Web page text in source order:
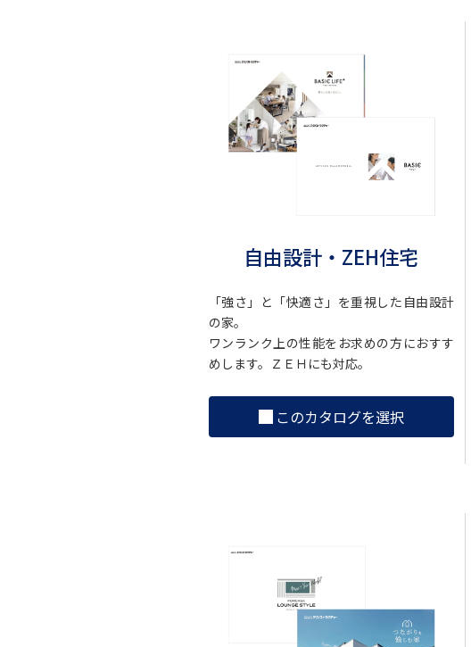
自由設計・ZEH住宅
「強さ」と「快適さ」を重視した自由設計
の家。
ワンランク上の性能をお求めの方におすす
めします。ＺＥＨにも対応。
このカタログを選択